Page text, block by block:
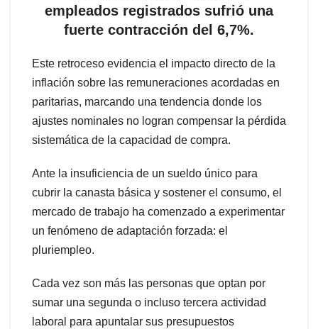
empleados registrados sufrió una
fuerte contracción del 6,7%.
Este retroceso evidencia el impacto directo de la
inflación sobre las remuneraciones acordadas en
paritarias, marcando una tendencia donde los
ajustes nominales no logran compensar la pérdida
sistemática de la capacidad de compra.
Ante la insuficiencia de un sueldo único para
cubrir la canasta básica y sostener el consumo, el
mercado de trabajo ha comenzado a experimentar
un fenómeno de adaptación forzada: el
pluriempleo.
Cada vez son más las personas que optan por
sumar una segunda o incluso tercera actividad
laboral para apuntalar sus presupuestos